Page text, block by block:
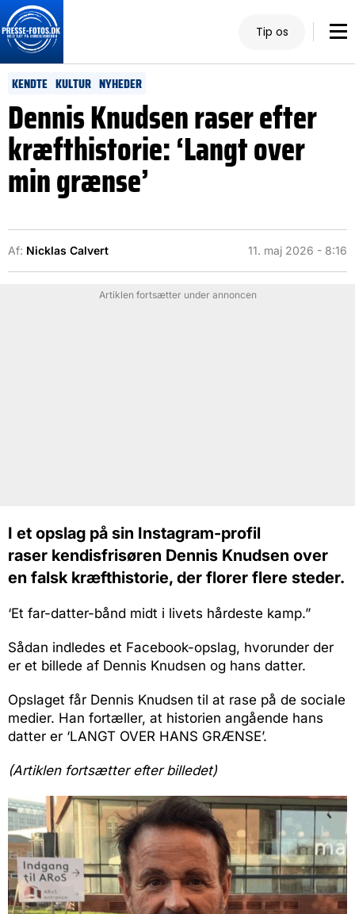
Tip os
KENDTE KULTUR NYHEDER
Dennis Knudsen raser efter
kræfthistorie: ‘Langt over
min grænse’
Af: Nicklas Calvert 11. maj 2026 - 8:16
Artiklen fortsætter under annoncen
I et opslag på sin Instagram-profil
raser kendisfrisøren Dennis Knudsen over
en falsk kræfthistorie, der florer flere steder.
‘Et far-datter-bånd midt i livets hårdeste kamp.”
Sådan indledes et Facebook-opslag, hvorunder der
er et billede af Dennis Knudsen og hans datter.
Opslaget får Dennis Knudsen til at rase på de sociale
medier. Han fortæller, at historien angående hans
datter er ‘LANGT OVER HANS GRÆNSE’.
(Artiklen fortsætter efter billedet)